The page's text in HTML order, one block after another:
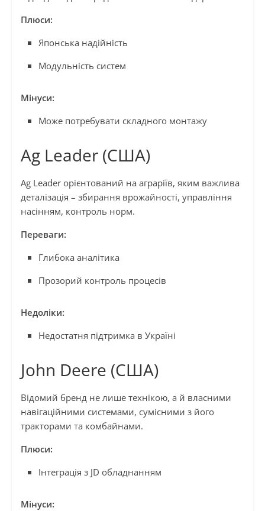
Плюси:
Японська надійність
Модульність систем
Мінуси:
Може потребувати складного монтажу
Ag Leader (США)
Ag Leader орієнтований на аграріїв, яким важлива
деталізація – збирання врожайності, управління
насінням, контроль норм.
Переваги:
Глибока аналітика
Прозорий контроль процесів
Недоліки:
Недостатня підтримка в Україні
John Deere (США)
Відомий бренд не лише технікою, а й власними
навігаційними системами, сумісними з його
тракторами та комбайнами.
Плюси:
Інтеграція з JD обладнанням
Мінуси: